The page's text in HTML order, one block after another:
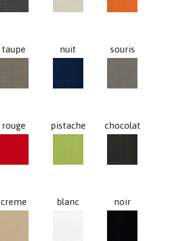
taupe
nuit
souris
rouge
pistache
chocolat
creme
blanc
noir